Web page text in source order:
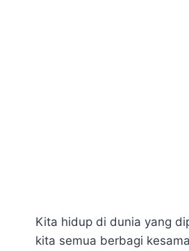
Kita hidup di dunia yang
kita semua berbagi